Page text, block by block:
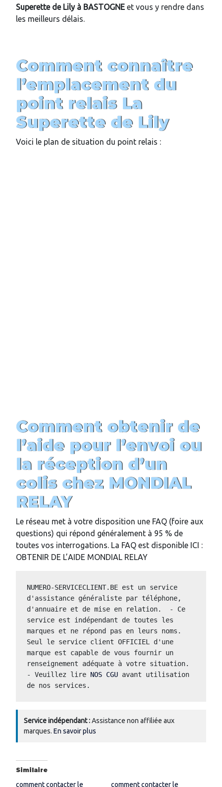
Superette de Lilyà BASTOGNE et vous y rendre dans
les meilleurs délais.
Comment connaître
l’emplacement du
point relais La
Superette de Lily
Voici le plan de situation du point relais :
Comment obtenir de
l’aide pour l’envoi ou
la réception d’un
colis chez MONDIAL
RELAY
Le réseau met à votre disposition une FAQ (foire aux
questions) qui répond généralement à 95 % de
toutes vos interrogations. La FAQ est disponible ICI :
OBTENIR DE L’AIDE MONDIAL RELAY
NUMERO-SERVICECLIENT.BE est un service
d'assistance généraliste par téléphone,
d'annuaire et de mise en relation.  - Ce
service est indépendant de toutes les
marques et ne répond pas en leurs noms.
Seul le service client OFFICIEL d'une
marque est capable de vous fournir un
renseignement adéquate à votre situation.
- Veuillez lire NOS CGU avant utilisation
de nos services.
Service indépendant :Assistance non affiliée aux
marques. En savoir plus
Similaire
comment contacter le comment contacter le